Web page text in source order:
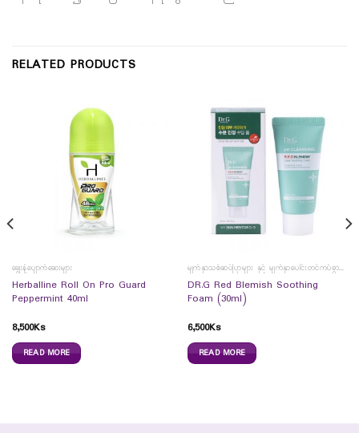
RELATED PRODUCTS
ချွေးနံ့ပျောက်ဆေးများ
Herballine Roll On Pro Guard
Peppermint 40ml
8,500Ks
READ MORE
မျက်နှာသစ်ဆပ်ပြာများ နှင့် မျက်နှာပေါင်းတင်ကပ်ခွာများ
DR.G Red Blemish Soothing
Foam (30ml)
6,500Ks
READ MORE